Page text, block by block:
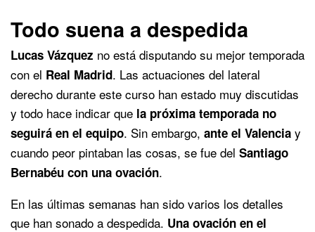
Todo suena a despedida
Lucas Vázquez no está disputando su mejor temporada
con el Real Madrid. Las actuaciones del lateral
derecho durante este curso han estado muy discutidas
y todo hace indicar que la próxima temporada no
seguirá en el equipo. Sin embargo, ante el Valencia y
cuando peor pintaban las cosas, se fue del Santiago
Bernabéu con una ovación.
En las últimas semanas han sido varios los detalles
que han sonado a despedida. Una ovación en el